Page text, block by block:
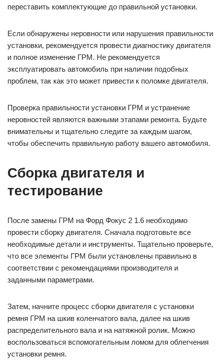
переставить комплектующие до правильной установки.
Если обнаружены неровности или нарушения правильности
установки, рекомендуется провести диагностику двигателя
и полное изменение ГРМ. Не рекомендуется
эксплуатировать автомобиль при наличии подобных
проблем, так как это может привести к поломке двигателя.
Проверка правильности установки ГРМ и устранение
неровностей являются важными этапами ремонта. Будьте
внимательны и тщательно следите за каждым шагом,
чтобы обеспечить правильную работу вашего автомобиля.
Сборка двигателя и
тестирование
После замены ГРМ на Форд Фокус 2 1.6 необходимо
провести сборку двигателя. Сначала подготовьте все
необходимые детали и инструменты. Тщательно проверьте,
что все элементы ГРМ были установлены правильно в
соответствии с рекомендациями производителя и
заданными параметрами.
Затем, начните процесс сборки двигателя с установки
ремня ГРМ на шкив коленчатого вала, далее на шкив
распределительного вала и на натяжной ролик. Можно
воспользоваться вспомогательным ломом для облегчения
установки ремня.